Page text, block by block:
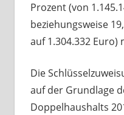
Prozent (von
beziehungsweise
auf 1.304.332 Euro)
Die
auf der Grundlage
Doppelhaushalts